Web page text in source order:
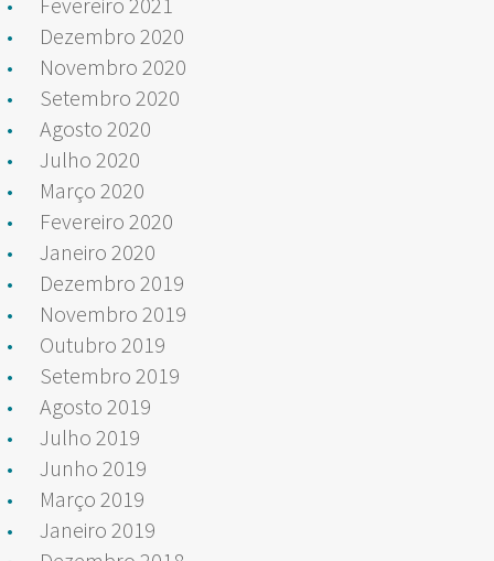
Dezembro 2020
Novembro 2020
Setembro 2020
Agosto 2020
Julho 2020
Março 2020
Fevereiro 2020
Janeiro 2020
Dezembro 2019
Novembro 2019
Outubro 2019
Setembro 2019
Agosto 2019
Julho 2019
Junho 2019
Março 2019
Janeiro 2019